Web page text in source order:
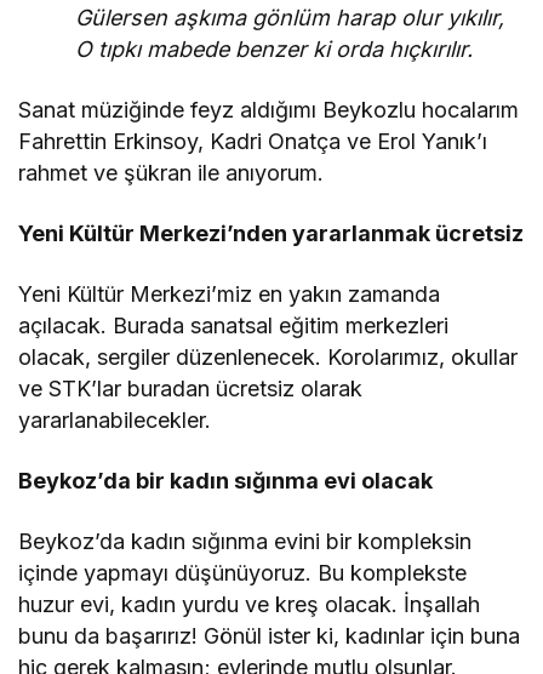
Gülersen aşkıma gönlüm harap olur yıkılır,
O tıpkı mabede benzer ki orda hıçkırılır.
Sanat müziğinde feyz aldığımı Beykozlu hocalarım
Fahrettin Erkinsoy, Kadri Onatça ve Erol Yanık’ı
rahmet ve şükran ile anıyorum.
Yeni Kültür Merkezi’nden yararlanmak ücretsiz
Yeni Kültür Merkezi’miz en yakın zamanda
açılacak. Burada sanatsal eğitim merkezleri
olacak, sergiler düzenlenecek. Korolarımız, okullar
ve STK’lar buradan ücretsiz olarak
yararlanabilecekler.
Beykoz’da bir kadın sığınma evi olacak
Beykoz’da kadın sığınma evini bir kompleksin
içinde yapmayı düşünüyoruz. Bu komplekste
huzur evi, kadın yurdu ve kreş olacak. İnşallah
bunu da başarırız! Gönül ister ki, kadınlar için buna
hiç gerek kalmasın; evlerinde mutlu olsunlar.